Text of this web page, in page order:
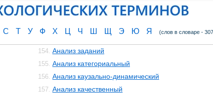
С Т У Ф Х Ц Ч Ш Щ Э Ю Я (слов в словаре -
154. Анализ заданий
155. Анализ категориальный
156. Анализ каузально-динамический
157. Анализ качественный